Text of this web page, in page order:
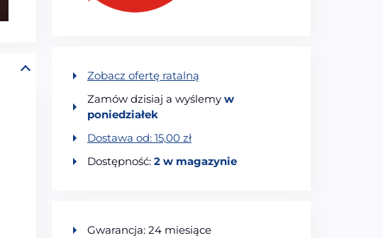
Zobacz ofertę ratalną
Zamów dzisiaj a wyślemy w
poniedziałek
Dostawa od: 15,00 zł
Dostępność: 2 w magazynie
Gwarancja: 24 miesiące